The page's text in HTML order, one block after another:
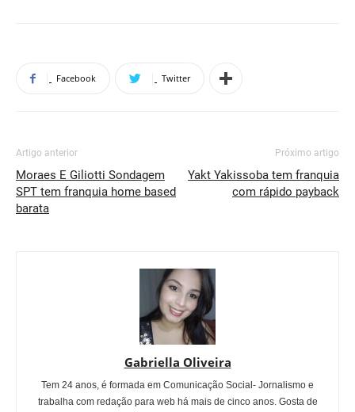
Facebook Twitter
Artigo anterior
Moraes E Giliotti Sondagem
SPT tem franquia home based
barata
Próximo artigo
Yakt Yakissoba tem franquia
com rápido payback
Gabriella Oliveira
Tem 24 anos, é formada em Comunicação Social- Jornalismo e
trabalha com redação para web há mais de cinco anos. Gosta de